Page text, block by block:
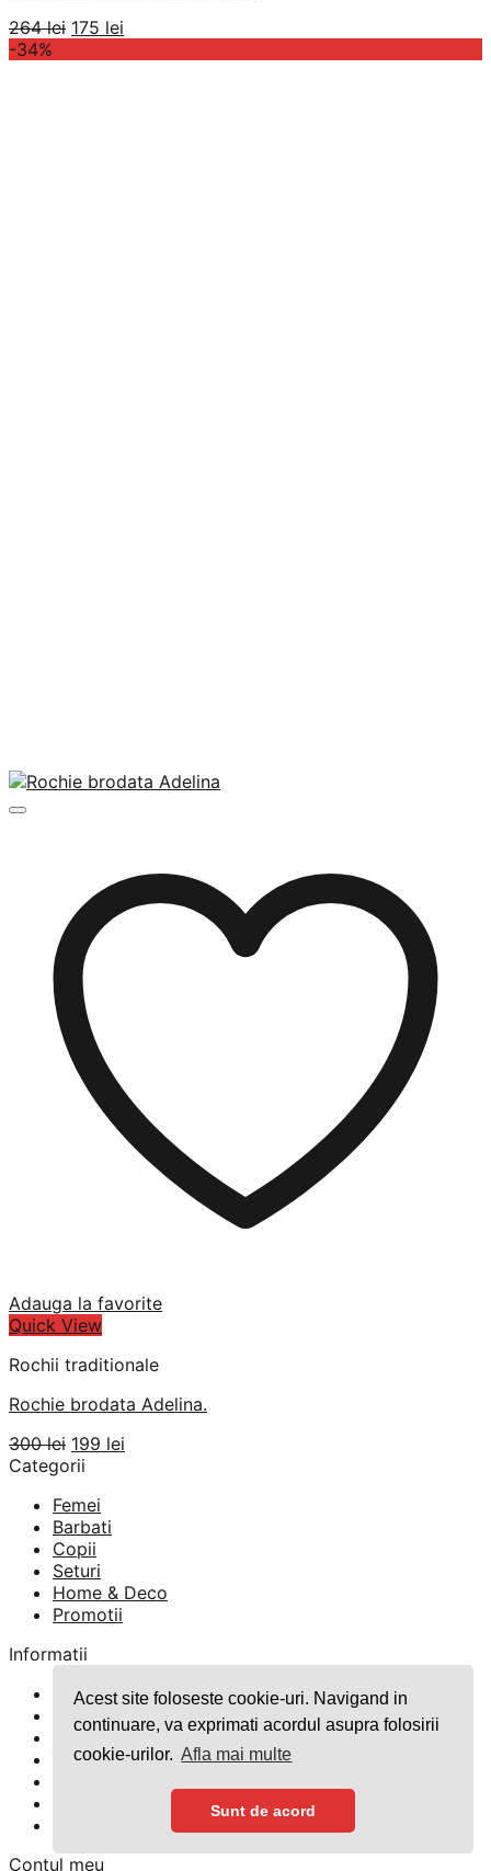
Acest site foloseste cookie-uri. Navigand in
continuare, va exprimati acordul asupra folosirii
cookie-urilor. Afla mai multe
Sunt de acord
264lei Prețul
175 lei
-34%
Adauga la favorite
Quick View
Rochii traditionale
Rochie brodata Adelina.
300lei Prețul
inițial
fost:
300 lei.
199 lei
Categorii
Femei
Barbati
Copii
Seturi
Home & Deco
Promotii
Informatii
Blog
Despre Noi
Contact
Întrebări Frecvente
TERMENI SI CONDITII
Politica Cookies
Contul meu